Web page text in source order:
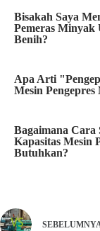
Bisakah Saya
Pemeras Minyak
Benih?
Apa Arti
Mesin
Bagaimana Cara
Kapasitas Mesin
Butuhkan?